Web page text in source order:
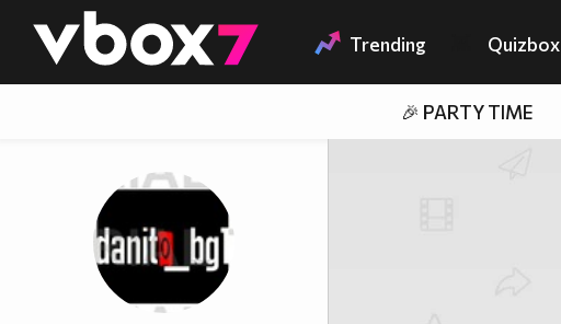
👾 Trending Quizbox
🎉 PARTY TIME